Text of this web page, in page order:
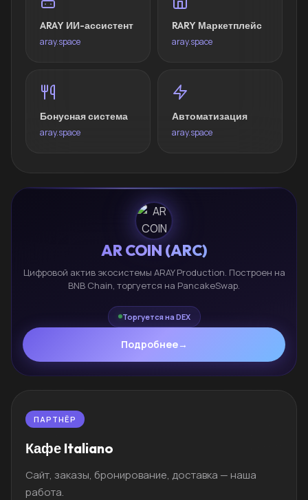
ARAY ИИ-ассистент
aray.space
RARY Маркетплейс
aray.space
Бонусная система
aray.space
Автоматизация
aray.space
AR COIN (ARC)
Цифровой актив экосистемы ARAY Production. Построен на
BNB Chain, торгуется на PancakeSwap.
Торгуется на DEX
Подробнее→
ПАРТНЁР
Кафе Italiano
Сайт, заказы, бронирование, доставка — наша
работа.